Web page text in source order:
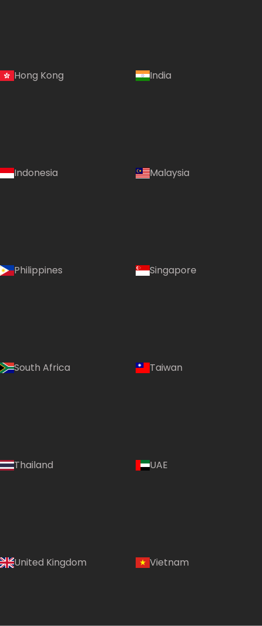
Hong Kong India
Indonesia Malaysia
Philippines Singapore
South Africa Taiwan
Thailand UAE
United Kingdom Vietnam